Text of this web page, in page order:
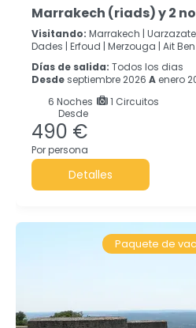
Marrakech (riads) y 2
Visitando: Marrakech |
Dades | Erfoud | Merzouga | Ait
Días de salida: Todos los dias
Desde septiembre 2026 A enero
6 Noches
1 Circuitos
Desde
490 €
Por persona
Detalles
Paquete de